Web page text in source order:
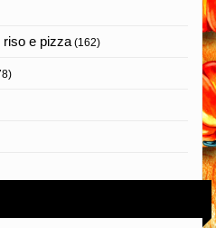
riso e pizza(162)